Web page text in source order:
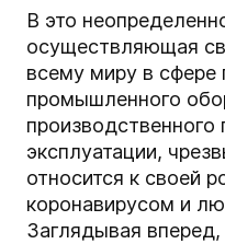
В это
осуществляющая
всему миру в сфере
промышленного
производственного
эксплуатации,
относится к своей
коронавирусом и
Заглядывая